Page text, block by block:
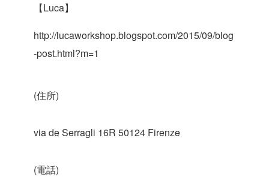
【Luca】
http://lucaworkshop.blogspot.com/2015/09/blog
-post.html?m=1
(住所)
via de Serragli 16R 50124 Firenze
(電話)